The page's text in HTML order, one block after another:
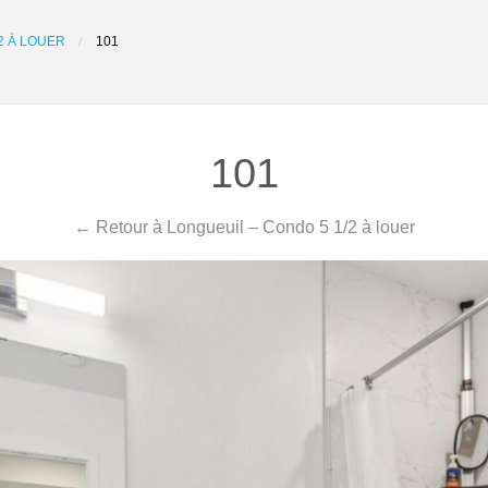
À LOUER 101
101
← Retour à Longueuil – Condo 5 1/2 à louer